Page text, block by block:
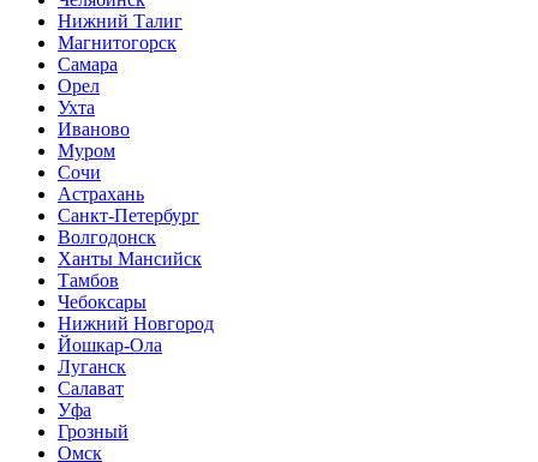
Нижний Талиг
Магнитогорск
Самара
Орел
Ухта
Иваново
Муром
Сочи
Астрахань
Санкт-Петербург
Волгодонск
Ханты Мансийск
Тамбов
Чебоксары
Нижний Новгород
Йошкар-Ола
Луганск
Салават
Уфа
Грозный
Омск